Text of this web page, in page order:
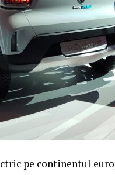
pe continentul